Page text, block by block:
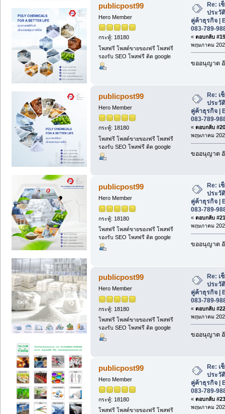
publicpost99
Hero Member
กระทู้: 18180
โพสฟรี โพสต์ขายของฟรี โพสฟรี
รองรับ SEO โพสฟรี ติด google
Re: เ
ประวั
คู่ค้าธุรกิจ |
083-789-
« ตอบกลับ
พฤษภาคม
ขออนุญาต
publicpost99
Hero Member
กระทู้: 18180
โพสฟรี โพสต์ขายของฟรี โพสฟรี
รองรับ SEO โพสฟรี ติด google
Re: เ
ประวั
คู่ค้าธุรกิจ |
083-789-
« ตอบกลับ
พฤษภาคม
ขออนุญาต
publicpost99
Hero Member
กระทู้: 18180
โพสฟรี โพสต์ขายของฟรี โพสฟรี
รองรับ SEO โพสฟรี ติด google
Re: เ
ประวั
คู่ค้าธุรกิจ |
083-789-
« ตอบกลับ
พฤษภาคม
ขออนุญาต
publicpost99
Hero Member
กระทู้: 18180
โพสฟรี โพสต์ขายของฟรี โพสฟรี
รองรับ SEO โพสฟรี ติด google
Re: เ
ประวั
คู่ค้าธุรกิจ |
083-789-
« ตอบกลับ
พฤษภาคม
ขออนุญาต
publicpost99
Hero Member
กระทู้: 18180
โพสฟรี โพสต์ขายของฟรี โพสฟรี
Re: เ
ประวั
คู่ค้าธุรกิจ |
083-789-
« ตอบกลับ
พฤษภาคม